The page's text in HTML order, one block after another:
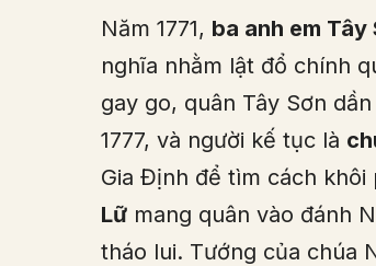
Năm 1771, ba anh em Tây
nghĩa nhằm lật đổ chính
gay go, quân Tây Sơn
1777, và người kế tục là
Gia Định để tìm cách khôi
Lữ mang quân vào đánh
tháo lui. Tướng của chúa